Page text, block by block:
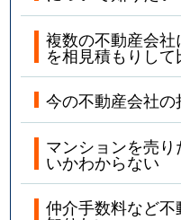
複数の不動産会
を相見積もりし
今の不動産会社
マンションを売
いかわからない
仲介手数料など